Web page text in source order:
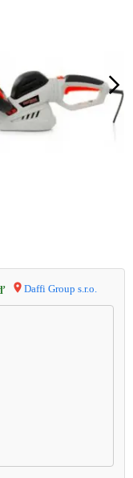
Daffi Group s.r.o.